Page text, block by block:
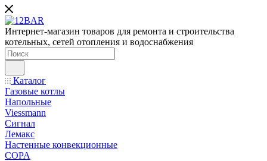
Интернет-магазин товаров для ремонта и строительства
котельных, сетей отопления и водоснабжения
Каталог
Газовые котлы
Напольные
Viessmann
Сигнал
Лемакс
Настенные конвекционные
COPA